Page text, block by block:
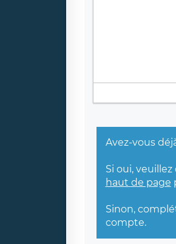
Avez-vous
Si oui,
haut de page
Sinon,
compte.